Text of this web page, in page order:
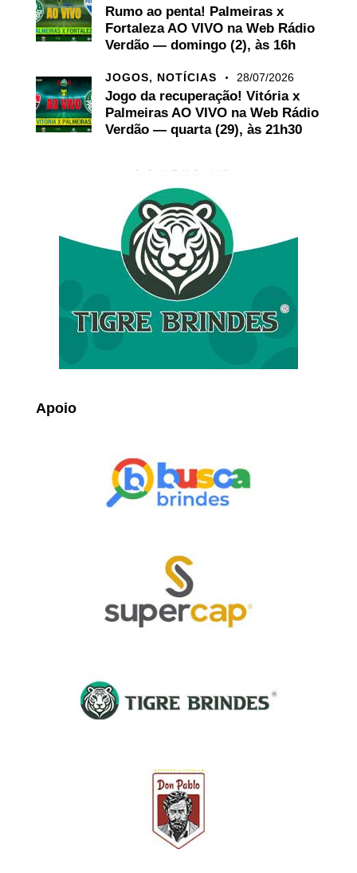
Rumo ao penta! Palmeiras x
Fortaleza AO VIVO na Web Rádio
Verdão — domingo (2), às 16h
JOGOS, NOTÍCIAS 28/07/2026
Jogo da recuperação! Vitória x
Palmeiras AO VIVO na Web Rádio
Verdão — quarta (29), às 21h30
Apoio